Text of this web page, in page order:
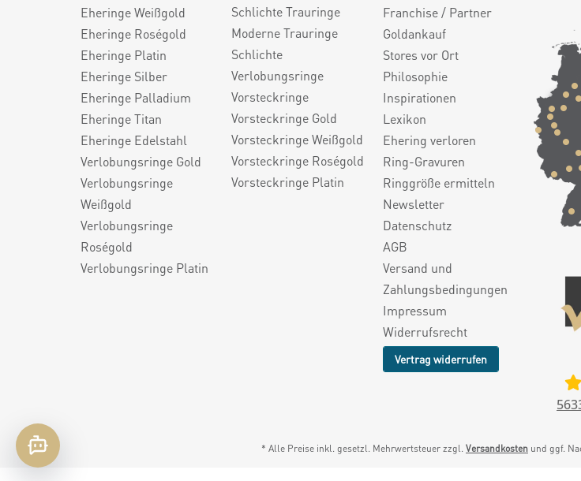
Eheringe Weißgold
Eheringe Roségold
Eheringe Platin
Eheringe Silber
Eheringe Palladium
Eheringe Titan
Eheringe Edelstahl
Verlobungsringe Gold
Verlobungsringe
Weißgold
Verlobungsringe
Roségold
Verlobungsringe Platin
Schlichte Trauringe
Moderne Trauringe
Schlichte
Verlobungsringe
Vorsteckringe
Vorsteckringe Gold
Vorsteckringe Weißgold
Vorsteckringe Roségold
Vorsteckringe Platin
Franchise / Partner
Goldankauf
Stores vor Ort
Philosophie
Inspirationen
Lexikon
Ehering verloren
Ring-Gravuren
Ringgröße ermitteln
Newsletter
Datenschutz
AGB
Versand und
Zahlungsbedingungen
Impressum
Widerrufsrecht
Vertrag widerrufen
* Alle Preise inkl. gesetzl. Mehrwertsteuer zzgl. Versandkosten und ggf.